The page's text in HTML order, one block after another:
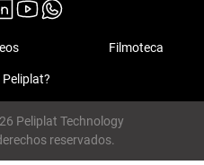
Filmoteca
Peliplat?
Peliplat Technology
reservados.